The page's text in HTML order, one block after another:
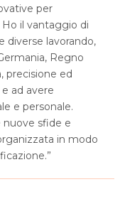
per
il vantaggio di
diverse lavorando,
Regno
precisione ed
ad avere
e personale.
sfide e
in modo